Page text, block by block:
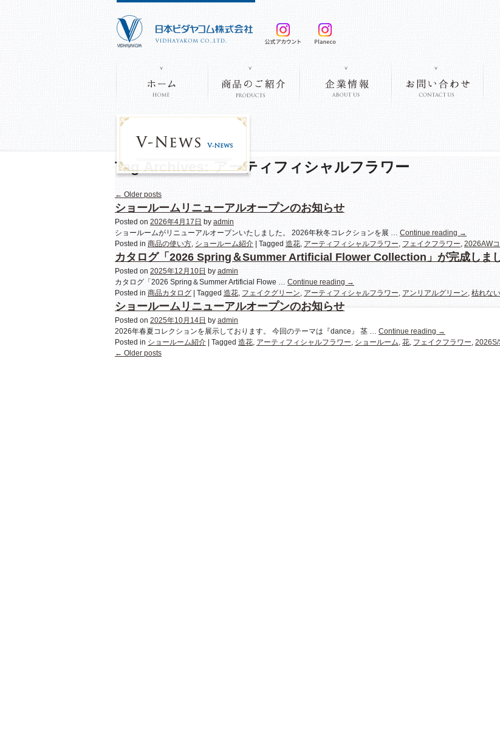
Tag Archives:アーティフィシャルフラワー
← Older posts
ショールームリニューアルオープンのお知らせ
Posted on 2026年4月17日 by admin
ショールームがリニューアルオープンいたしました。 2026年秋冬コレクションを展 … Continue reading →
Posted in 商品の使い方, ショールーム紹介 Tagged 造花, アーティフィシャルフラワー, フェイクフラワー, 2026AW
カタログ「2026 Spring＆Summer Artificial Flower Collection」が完成しま
Posted on 2025年12月10日 by admin
カタログ「2026 Spring＆Summer Artificial Flowe … Continue reading →
Posted in 商品カタログ Tagged 造花, フェイクグリーン, アーティフィシャルフラワー, アンリアルグリーン, 枯れな
ショールームリニューアルオープンのお知らせ
Posted on 2025年10月14日 by admin
2026年春夏コレクションを展示しております。 今回のテーマは『dance』 茎 … Continue reading →
Posted in ショールーム紹介 Tagged 造花, アーティフィシャルフラワー, ショールーム, 花, フェイクフラワー,
← Older posts